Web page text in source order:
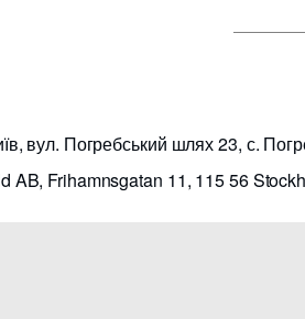
вул. Погребський шлях 23, с.
AB, Frihamnsgatan 11, 115 56